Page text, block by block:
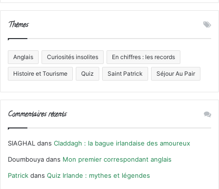
Thèmes
Anglais Curiosités insolites En chiffres : les records
Histoire et Tourisme Quiz Saint Patrick Séjour Au Pair
Commentaires récents
SIAGHAL dans Claddagh : la bague irlandaise des amoureux
Doumbouya dans Mon premier correspondant anglais
Patrick dans Quiz Irlande : mythes et légendes